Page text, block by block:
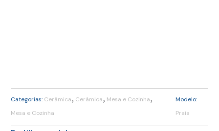
Categorias: Cerâmica, Cerâmica, Mesa e Cozinha,
Mesa e Cozinha
Modelo:
Praia